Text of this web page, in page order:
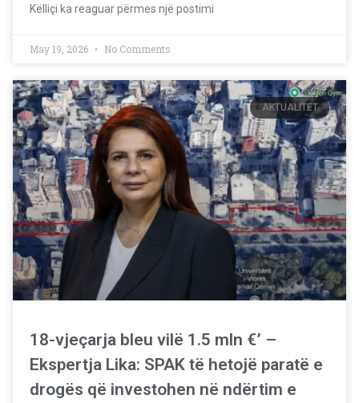
Këlliçi ka reaguar përmes një postimi
May 19, 2026 No Comments
AKTUALITET
18-vjeçarja bleu vilë 1.5 mln €’ –
Ekspertja Lika: SPAK të hetojë paratë e
drogës që investohen në ndërtim e